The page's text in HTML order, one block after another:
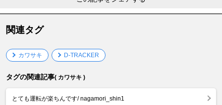
関連タグ
カワサキ D-TRACKER
タグの関連記事( カワサキ )
とても運転が楽ちんです/ nagamori_shin1